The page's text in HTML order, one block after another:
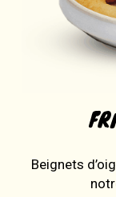
Beignets